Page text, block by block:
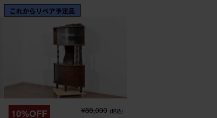
これからリペア予定品
10%OFF ¥88,000 (税込)